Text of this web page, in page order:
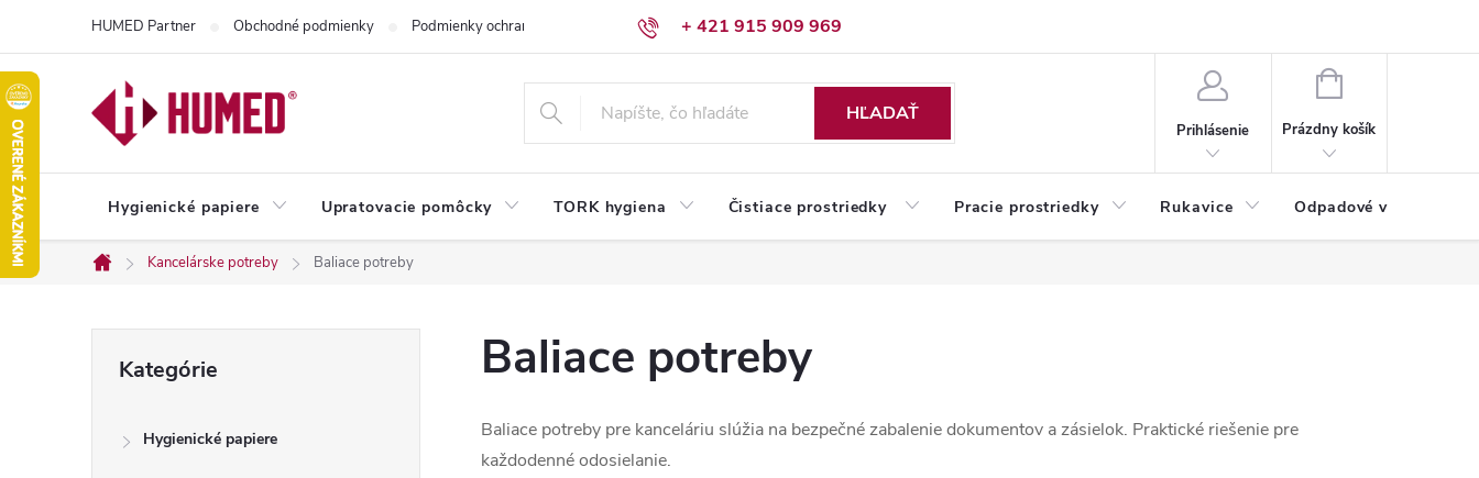
obsah
+ 421 915 909 969
HUMED Partner Obchodné podmienky Podmienky ochrany osobných údajov Reklamačný poriadok
HĽADAŤ
Prihlásenie
NÁKUPNÝ
Prázdny košík
Hygienické papiere Upratovacie pomôcky TORK hygiena Čistiace prostriedky Pracie prostriedky Rukavice Odpadové vrecia
Domov
Kancelárske potreby Baliace potreby
kategórie
Kategórie
Hygienické papiere
Baliace potreby
Baliace potreby pre kanceláriu slúžia na bezpečné zabalenie dokumentov a zásielok. Praktické riešenie pre
každodenné odosielanie.